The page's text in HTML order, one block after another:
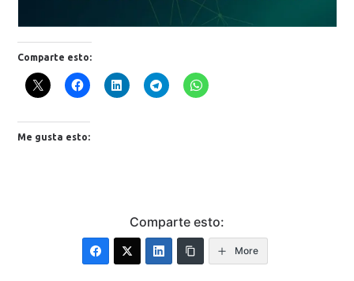
Comparte esto:
Me gusta esto:
Comparte esto:
More